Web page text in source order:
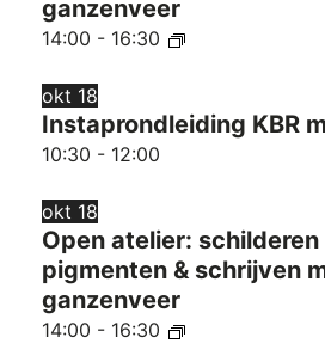
ganzenveer
14:00 - 16:30
okt 18
Instaprondleiding KBR
10:30 - 12:00
okt 18
Open atelier: schilderen
pigmenten & schrijven
ganzenveer
14:00 - 16:30